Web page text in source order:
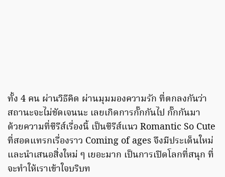
ทั้ง 4 คน ผ่านวิธีคิด ผ่านมุมมองความรัก ที่ตกลงกันว่า
สถานะจะไม่ชัดเจนนะ เลยเกิดการกั๊กกันไป กั๊กกันมา
ด้วยความที่ซีรีส์เรื่องนี้ เป็นซีรีส์แนว Romantic So Cute
ที่สอดแทรกเรื่องราว Coming of ages จึงมีประเด็นใหม่
และนำเสนอสิ่งใหม่ ๆ เยอะมาก เป็นการเปิดโลกที่สนุก ที่
จะทำให้เราเข้าใจบริบท